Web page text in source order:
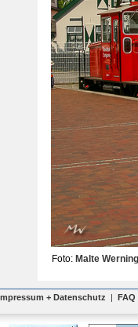
Foto: Malte Werning
+ Datenschutz | FAQ